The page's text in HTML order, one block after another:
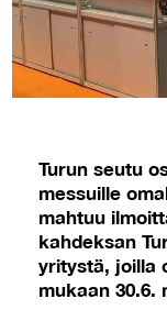
Turun seutu
messuille
mahtuu
kahdeksan
yritystä, joilla
mukaan 30.6.